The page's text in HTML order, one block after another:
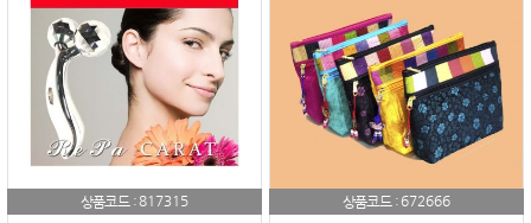
상품코드 :817315
상품코드 : 672666